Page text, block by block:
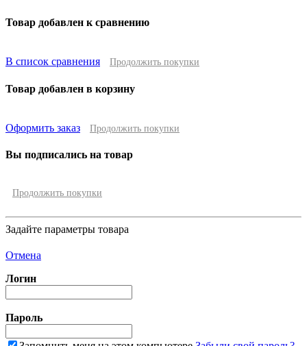
Товар добавлен к сравнению
В список сравнения Продолжить покупки
Товар добавлен в корзину
Оформить заказ Продолжить покупки
Вы подписались на товар
Продолжить покупки
Задайте параметры товара
Отмена
Логин
Пароль